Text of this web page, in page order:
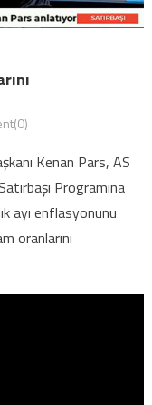
Kenan Pars, AS
Programına
ayı enflasyonunu
oranlarını